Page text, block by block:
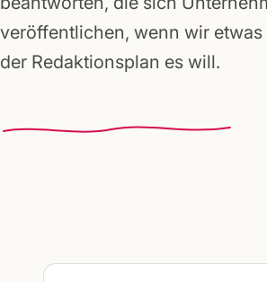
veröffentlichen, wenn wir
der Redaktionsplan es will.